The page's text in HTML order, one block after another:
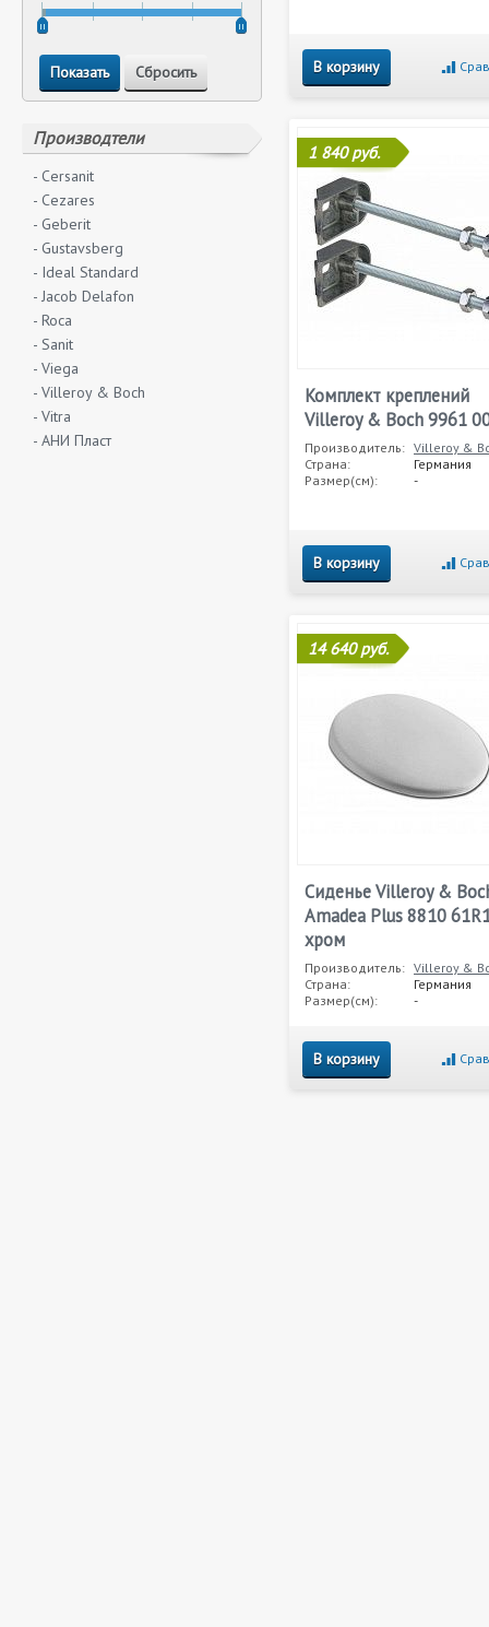
Производтели
- Cersanit
- Cezares
- Geberit
- Gustavsberg
- Ideal Standard
- Jacob Delafon
- Roca
- Sanit
- Viega
- Villeroy & Boch
- Vitra
- АНИ Пласт
В корзину
1 840 руб.
Комплект креплений
Villeroy & Boch 9961
Производитель: Villeroy &
Страна:
Германия
Размер(см):
-
В корзину
14 640 руб.
Сиденье Villeroy &
Amadea Plus 8810
хром
Производитель: Villeroy &
Страна:
Германия
Размер(см):
-
В корзину